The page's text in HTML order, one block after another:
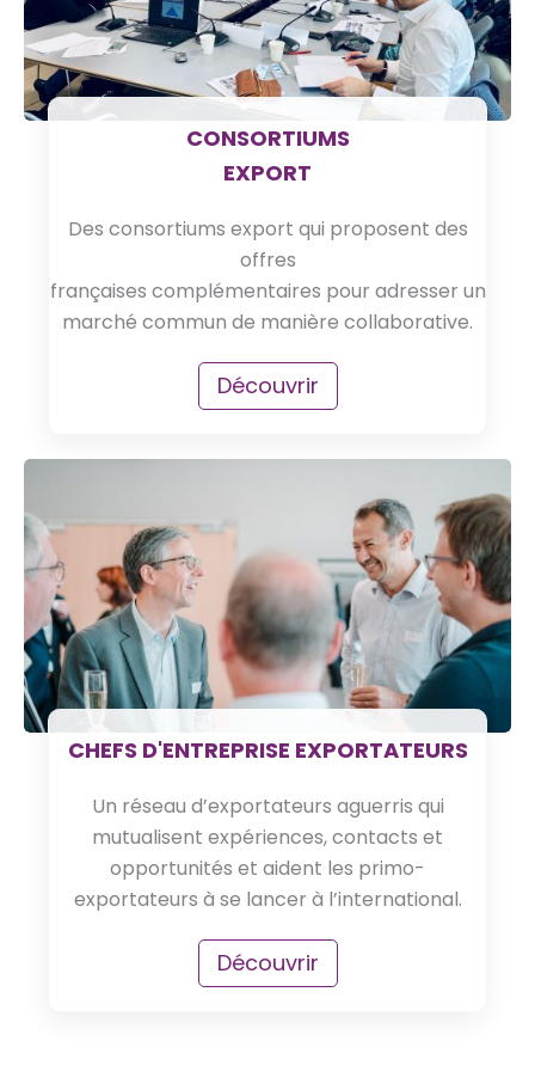
CONSORTIUMS
EXPORT
Des consortiums export qui proposent des
offres
françaises complémentaires pour adresser un
marché commun de manière collaborative.
Découvrir
CHEFS D'ENTREPRISE EXPORTATEURS
Un réseau d’exportateurs aguerris qui
mutualisent expériences, contacts et
opportunités et aident les primo-
exportateurs à se lancer à l’international.
Découvrir